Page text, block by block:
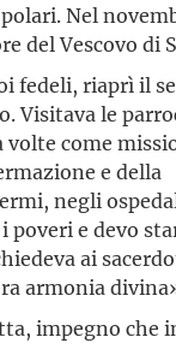
Nel
del Vescovo di
fedeli, riaprì il
Visitava le
volte come
e della
negli
poveri e devo
ai
armonia
impegno che